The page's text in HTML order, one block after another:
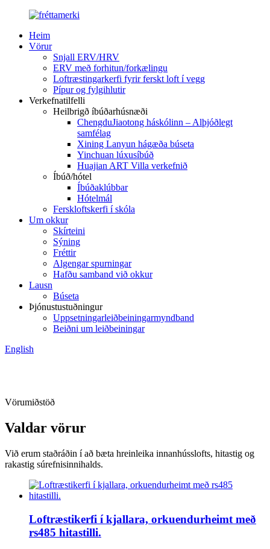
Heim
Vörur
Snjall ERV/HRV
ERV með forhitun/forkælingu
Loftræstingarkerfi fyrir ferskt loft í vegg
Pípur og fylgihlutir
Verkefnatilfelli
Heilbrigð íbúðarhúsnæði
ChengduJiaotong háskólinn – Alþjóðlegt
samfélag
Xining Lanyun hágæða búseta
Yinchuan lúxusíbúð
Huajian ART Villa verkefnið
Íbúð/hótel
Íbúðaklúbbar
Hótelmál
Ferskloftskerfi í skóla
Um okkur
Skírteini
Sýning
Fréttir
Algengar spurningar
Hafðu samband við okkur
Lausn
Búseta
Þjónustustuðningur
Uppsetningarleiðbeiningarmyndband
Beiðni um leiðbeiningar
English
Vörumiðstöð
Valdar vörur
Við erum staðráðin í að bæta hreinleika innanhússlofts, hitastig og
rakastig súrefnisinnihalds.
Loftræstikerfi í kjallara, orkuendurheimt með
rs485 hitastilli.